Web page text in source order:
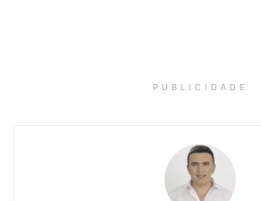
PUBLICIDADE